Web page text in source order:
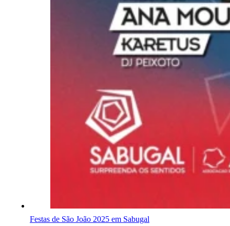
Festas de São João 2025 em Sabugal